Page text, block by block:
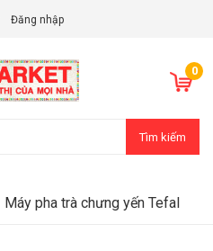
Đăng nhập
0
Tìm kiếm
Máy pha trà chưng yến Tefal